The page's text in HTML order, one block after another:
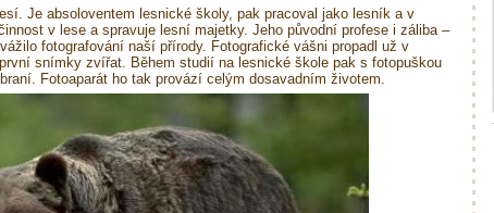
Je absoloventem lesnické školy, pak pracoval jako lesník a v
v lese a spravuje lesní majetky. Jeho původní profese i záliba –
fotografování naší přírody. Fotografické vášni propadl už v
snímky zvířat. Během studií na lesnické škole pak s fotopuškou
Fotoaparát ho tak provází celým dosavadním životem.